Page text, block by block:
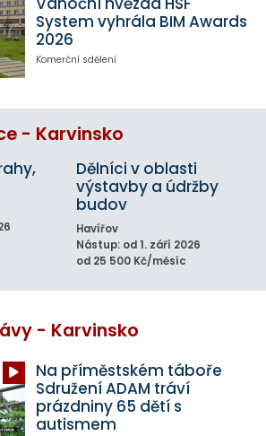
System vyhrála BIM Awards
2026
Komerční sdělení
- Karvinsko
Dělníci v oblasti
výstavby a údržby
budov
Havířov
Nástup: od 1. září 2026
od 25 500 Kč/měsíc
- Karvinsko
Na příměstském táboře
Sdružení ADAM tráví
prázdniny 65 dětí s
autismem